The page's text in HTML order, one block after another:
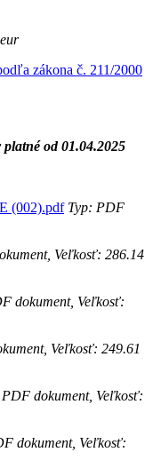
zákona č. 211/2000
platné od 01.04.2025
(002).pdfTyp: PDF
Veľkosť: 286.14
dokument, Veľkosť:
Veľkosť: 249.61
dokument, Veľkosť:
dokument, Veľkosť: